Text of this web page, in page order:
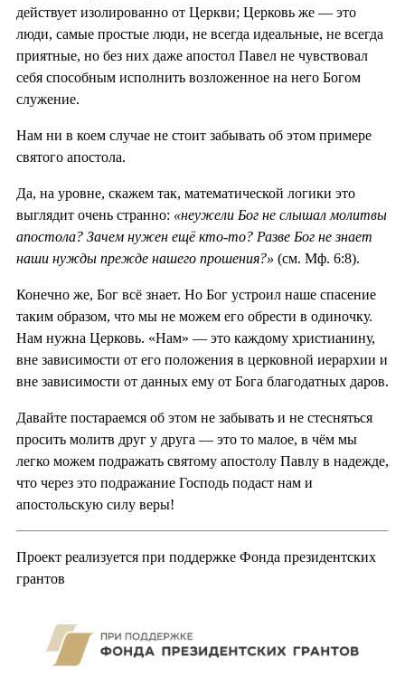
действует изолированно от Церкви; Церковь же — это
люди, самые простые люди, не всегда идеальные, не всегда
приятные, но без них даже апостол Павел не чувствовал
себя способным исполнить возложенное на него Богом
служение.
Нам ни в коем случае не стоит забывать об этом примере
святого апостола.
Да, на уровне, скажем так, математической логики это
выглядит очень странно: «неужели Бог не слышал молитвы
апостола? Зачем нужен ещё кто-то? Разве Бог не знает
наши нужды прежде нашего прошения?» (см. Мф. 6:8).
Конечно же, Бог всё знает. Но Бог устроил наше спасение
таким образом, что мы не можем его обрести в одиночку.
Нам нужна Церковь. «Нам» — это каждому христианину,
вне зависимости от его положения в церковной иерархии и
вне зависимости от данных ему от Бога благодатных даров.
Давайте постараемся об этом не забывать и не стесняться
просить молитв друг у друга — это то малое, в чём мы
легко можем подражать святому апостолу Павлу в надежде,
что через это подражание Господь подаст нам и
апостольскую силу веры!
Проект реализуется при поддержке Фонда президентских
грантов